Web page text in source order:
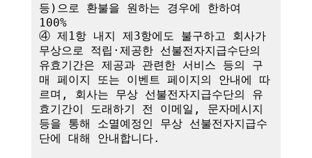
등)으로 환불을 원하는 경우에 한하여
100%
④ 제1항 내지 제3항에도 불구하고 회사가
무상으로 적립·제공한 선불전자지급수단의
유효기간은 제공과 관련한 서비스 등의 구
매 페이지 또는 이벤트 페이지의 안내에 따
르며, 회사는 무상 선불전자지급수단의 유
효기간이 도래하기 전 이메일, 문자메시지
등을 통해 소멸예정인 무상 선불전자지급수
단에 대해 안내합니다.